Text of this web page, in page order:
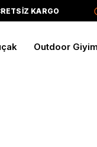
KARGO
Outdoor